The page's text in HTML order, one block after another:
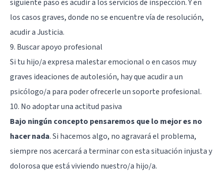
siguiente paso es acudir a los servicios de inspección. Y en
los casos graves, donde no se encuentre vía de resolución,
acudir a Justicia.
9. Buscar apoyo profesional
Si tu hijo/a expresa malestar emocional o en casos muy
graves ideaciones de autolesión, hay que acudir a un
psicólogo/a para poder ofrecerle un soporte profesional.
10. No adoptar una actitud pasiva
Bajo ningún concepto pensaremos que lo mejor es no
hacer nada. Si hacemos algo, no agravará el problema,
siempre nos acercará a terminar con esta situación injusta y
dolorosa que está viviendo nuestro/a hijo/a.